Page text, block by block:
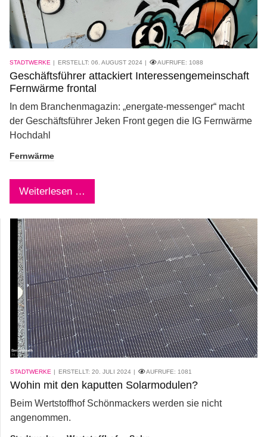
STADTWERKE ERSTELLT: 06. AUGUST 2024 AUFRUFE: 1088
Geschäftsführer attackiert Interessengemeinschaft
Fernwärme frontal
In dem Branchenmagazin: „energate-messenger“ macht
der Geschäftsführer Jeken Front gegen die IG Fernwärme
Hochdahl
Fernwärme
Weiterlesen …
STADTWERKE ERSTELLT: 20. JULI 2024 AUFRUFE: 1081
Wohin mit den kaputten Solarmodulen?
Beim Wertstoffhof Schönmackers werden sie nicht
angenommen.